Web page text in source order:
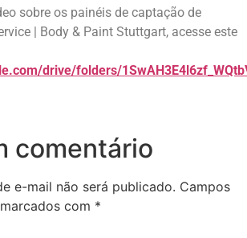
sobre os painéis de captação de
| Body & Paint Stuttgart, acesse este
drive/folders/
comentário
e-mail não será publicado. Campos
com *